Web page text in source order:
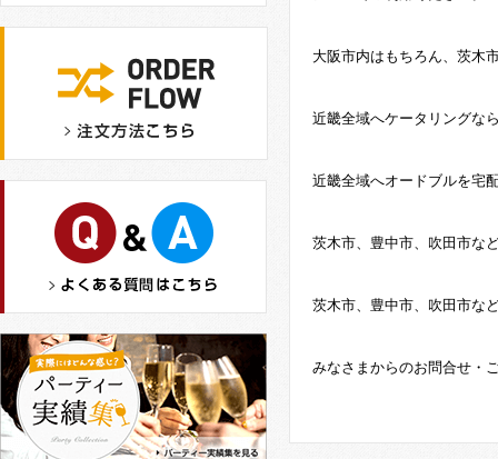
大阪市内はもちろん、茨木
近畿全域へケータリングな
近畿全域へオードブルを宅
茨木市、豊中市、吹田市な
茨木市、豊中市、吹田市な
みなさまからのお問合せ・